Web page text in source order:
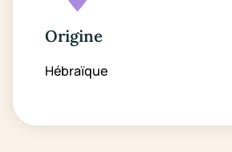
Origine
Hébraïque